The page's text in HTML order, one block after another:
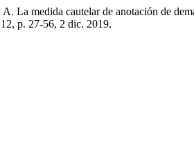
La medida cautelar de anotación de
p. 27-56, 2 dic. 2019.